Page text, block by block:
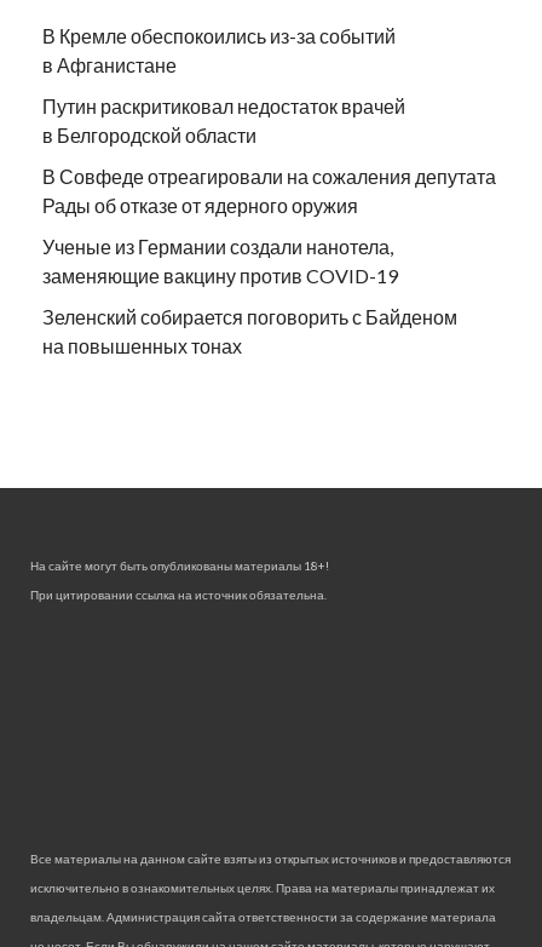
В Кремле обеспокоились из-за событий
в Афганистане
Путин раскритиковал недостаток врачей
в Белгородской области
В Совфеде отреагировали на сожаления депутата
Рады об отказе от ядерного оружия
Ученые из Германии создали нанотела,
заменяющие вакцину против COVID-19
Зеленский собирается поговорить с Байденом
на повышенных тонах
На сайте могут быть опубликованы материалы 18+!
При цитировании ссылка на источник обязательна.
Все материалы на данном сайте взяты из открытых источников и предоставляются
исключительно в ознакомительных целях. Права на материалы принадлежат их
владельцам. Администрация сайта ответственности за содержание материала